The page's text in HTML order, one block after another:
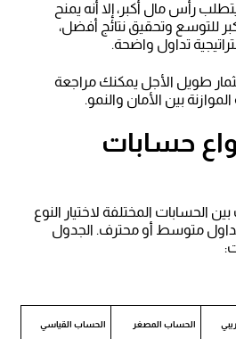
رأس مال أكبر، إلا أنه يمنح
للتوسع وتحقيق نتائج أفضل،
تداول واضحة.
طويل الأجل يمكنك مراجعة
بين الأمان والنمو.
حسابات
الحسابات المختلفة لاختيار النوع
متوسط أو محترف. الجدول
الحساب المصغر الحساب القياسي